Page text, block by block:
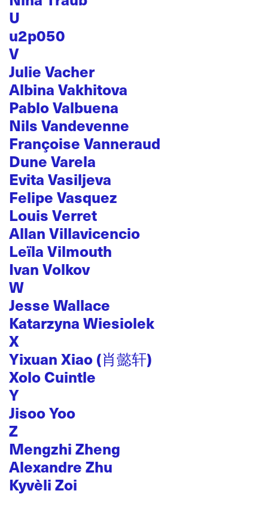
U
u2p050
V
Julie Vacher
Albina Vakhitova
Pablo Valbuena
Nils Vandevenne
Françoise Vanneraud
Dune Varela
Evita Vasiljeva
Felipe Vasquez
Louis Verret
Allan Villavicencio
Leïla Vilmouth
Ivan Volkov
W
Jesse Wallace
Katarzyna Wiesiolek
X
Yixuan Xiao (肖懿轩)
Xolo Cuintle
Y
Jisoo Yoo
Z
Mengzhi Zheng
Alexandre Zhu
Kyvèli Zoi